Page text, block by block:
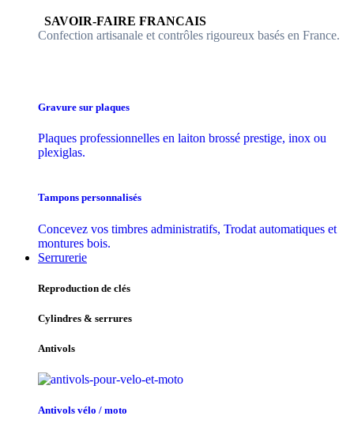
​SAVOIR-FAIRE FRANCAIS
Confection artisanale et contrôles ​rigoureux basés en France.
Gravure sur plaques
Plaques professionnelles en laiton brossé prestige, inox ou
plexiglas.
Tampons personnalisés
Concevez vos timbres administratifs, Trodat automatiques et
montures bois.
Serrurerie
Reproduction de clés
Cylindres & serrures
Antivols
Antivols vélo / moto